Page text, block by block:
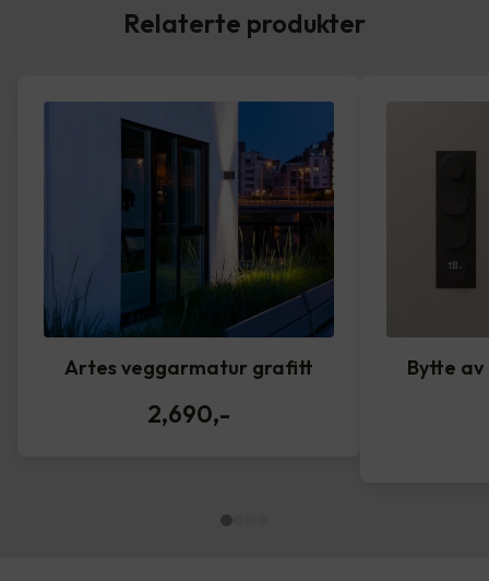
Relaterte produkter
Artes veggarmatur grafitt
2,690,-
Bytte